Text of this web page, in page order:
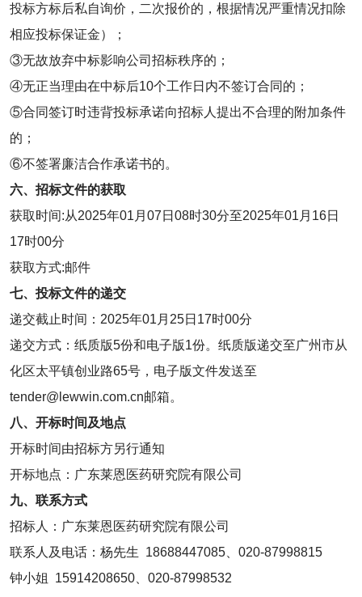
投标方标后私自询价，二次报价的，根据情况严重情况扣除
相应投标保证金）；
③无故放弃中标影响公司招标秩序的；
④无正当理由在中标后10个工作日内不签订合同的；
⑤合同签订时违背投标承诺向招标人提出不合理的附加条件
的；
⑥不签署廉洁合作承诺书的。
六、招标文件的获取
获取时间:从2025年01月07日08时30分至2025年01月16日
17时00分
获取方式:邮件
七、投标文件的递交
递交截止时间：2025年01月25日17时00分
递交方式：纸质版5份和电子版1份。纸质版递交至广州市从
化区太平镇创业路65号，电子版文件发送至
tender@lewwin.com.cn邮箱。
八、开标时间及地点
开标时间由招标方另行通知
开标地点：广东莱恩医药研究院有限公司
九、联系方式
招标人：广东莱恩医药研究院有限公司
联系人及电话：杨先生 18688447085、020-87998815
钟小姐 15914208650、020-87998532